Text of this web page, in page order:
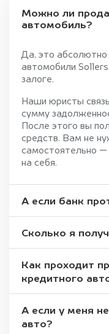
Можно ли
автомобиль?
Да, это
автомобили
залоге.
Наши юристы
сумму
После этого вы
средств. Вам не
самостоятельно
на себя.
А если банк
Сколько я
Как проходит
кредитного
А если у меня
авто?